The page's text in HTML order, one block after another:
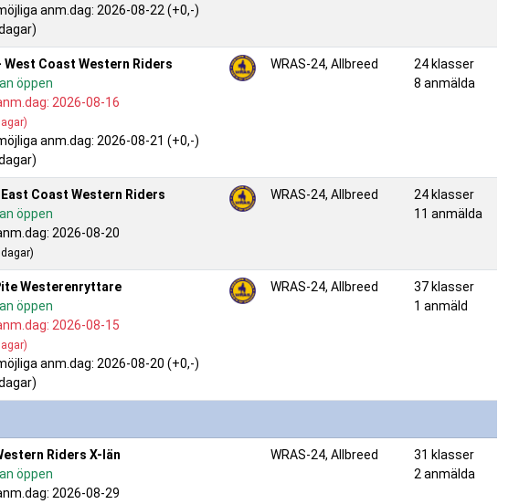
anm.dag: 2026-08-22 (+0,-)
West Coast Western Riders
öppen
2026-08-16
anm.dag: 2026-08-21 (+0,-)
WRAS-24, Allbreed
24 klasser
8 anmälda
East Coast Western Riders
öppen
2026-08-20
WRAS-24, Allbreed
24 klasser
11 anmälda
Westerenryttare
öppen
2026-08-15
anm.dag: 2026-08-20 (+0,-)
WRAS-24, Allbreed
37 klasser
1 anmäld
Riders X-län
öppen
2026-08-29
WRAS-24, Allbreed
31 klasser
2 anmälda